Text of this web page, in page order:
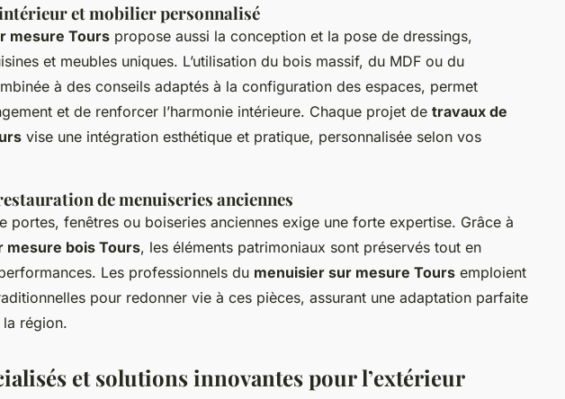
et mobilier personnalisé
mesure Tours propose aussi la conception et la pose de dressings,
et meubles uniques. L’utilisation du bois massif, du MDF ou du
à des conseils adaptés à la configuration des espaces, permet
et de renforcer l’harmonie intérieure. Chaque projet de travaux de
vise une intégration esthétique et pratique, personnalisée selon vos
de menuiseries anciennes
portes, fenêtres ou boiseries anciennes exige une forte expertise. Grâce à
mesure bois Tours, les éléments patrimoniaux sont préservés tout en
Les professionnels du menuisier sur mesure Tours emploient
pour redonner vie à ces pièces, assurant une adaptation parfaite
région.
et solutions innovantes pour l’extérieur